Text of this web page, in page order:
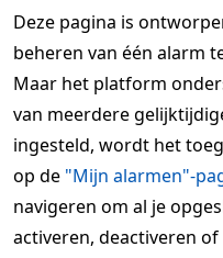
Deze pagina is
beheren van één alarm
Maar het platform
van meerdere
ingesteld, wordt het
op de "Mijn alarmen"-
navigeren om al je
activeren, deactiveren